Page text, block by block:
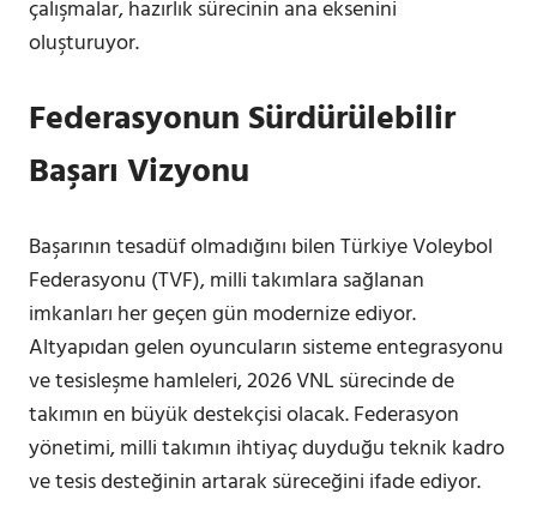
çalışmalar, hazırlık sürecinin ana eksenini
oluşturuyor.
Federasyonun Sürdürülebilir
Başarı Vizyonu
Başarının tesadüf olmadığını bilen Türkiye Voleybol
Federasyonu (TVF), milli takımlara sağlanan
imkanları her geçen gün modernize ediyor.
Altyapıdan gelen oyuncuların sisteme entegrasyonu
ve tesisleşme hamleleri, 2026 VNL sürecinde de
takımın en büyük destekçisi olacak. Federasyon
yönetimi, milli takımın ihtiyaç duyduğu teknik kadro
ve tesis desteğinin artarak süreceğini ifade ediyor.